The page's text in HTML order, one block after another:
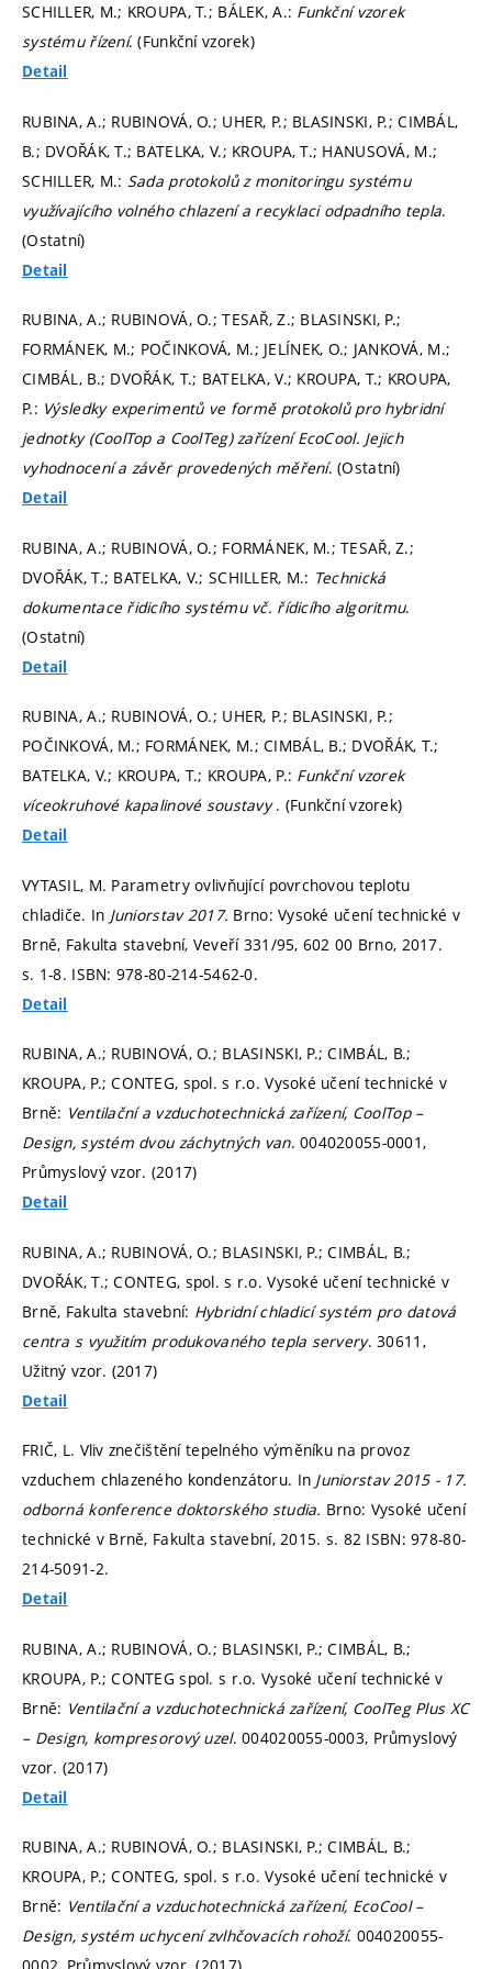
SCHILLER, M.; KROUPA, T.; BÁLEK, A.: Funkční vzorek
systému řízení. (Funkční vzorek)
Detail
RUBINA, A.; RUBINOVÁ, O.; UHER, P.; BLASINSKI, P.; CIMBÁL,
B.; DVOŘÁK, T.; BATELKA, V.; KROUPA, T.; HANUSOVÁ, M.;
SCHILLER, M.: Sada protokolů z monitoringu systému
využívajícího volného chlazení a recyklaci odpadního tepla.
(Ostatní)
Detail
RUBINA, A.; RUBINOVÁ, O.; TESAŘ, Z.; BLASINSKI, P.;
FORMÁNEK, M.; POČINKOVÁ, M.; JELÍNEK, O.; JANKOVÁ, M.;
CIMBÁL, B.; DVOŘÁK, T.; BATELKA, V.; KROUPA, T.; KROUPA,
P.: Výsledky experimentů ve formě protokolů pro hybridní
jednotky (CoolTop a CoolTeg) zařízení EcoCool. Jejich
vyhodnocení a závěr provedených měření. (Ostatní)
Detail
RUBINA, A.; RUBINOVÁ, O.; FORMÁNEK, M.; TESAŘ, Z.;
DVOŘÁK, T.; BATELKA, V.; SCHILLER, M.: Technická
dokumentace řidicího systému vč. řídicího algoritmu.
(Ostatní)
Detail
RUBINA, A.; RUBINOVÁ, O.; UHER, P.; BLASINSKI, P.;
POČINKOVÁ, M.; FORMÁNEK, M.; CIMBÁL, B.; DVOŘÁK, T.;
BATELKA, V.; KROUPA, T.; KROUPA, P.: Funkční vzorek
víceokruhové kapalinové soustavy. (Funkční vzorek)
Detail
VYTASIL, M. Parametry ovlivňující povrchovou teplotu
chladiče. In Juniorstav 2017. Brno: Vysoké učení technické v
Brně, Fakulta stavební, Veveří 331/95, 602 00 Brno, 2017.
s. 1-8. ISBN: 978-80-214-5462-0.
Detail
RUBINA, A.; RUBINOVÁ, O.; BLASINSKI, P.; CIMBÁL, B.;
KROUPA, P.; CONTEG, spol. s r.o. Vysoké učení technické v
Brně: Ventilační a vzduchotechnická zařízení, CoolTop –
Design, systém dvou záchytných van. 004020055-0001,
Průmyslový vzor. (2017)
Detail
RUBINA, A.; RUBINOVÁ, O.; BLASINSKI, P.; CIMBÁL, B.;
DVOŘÁK, T.; CONTEG, spol. s r.o. Vysoké učení technické v
Brně, Fakulta stavební: Hybridní chladicí systém pro datová
centra s využitím produkovaného tepla servery. 30611,
Užitný vzor. (2017)
Detail
FRIČ, L. Vliv znečištění tepelného výměníku na provoz
vzduchem chlazeného kondenzátoru. In Juniorstav 2015 - 17.
odborná konference doktorského studia. Brno: Vysoké učení
technické v Brně, Fakulta stavební, 2015. s. 82 ISBN: 978-80-
214-5091-2.
Detail
RUBINA, A.; RUBINOVÁ, O.; BLASINSKI, P.; CIMBÁL, B.;
KROUPA, P.; CONTEG spol. s r.o. Vysoké učení technické v
Brně: Ventilační a vzduchotechnická zařízení, CoolTeg Plus XC
– Design, kompresorový uzel. 004020055-0003, Průmyslový
vzor. (2017)
Detail
RUBINA, A.; RUBINOVÁ, O.; BLASINSKI, P.; CIMBÁL, B.;
KROUPA, P.; CONTEG, spol. s r.o. Vysoké učení technické v
Brně: Ventilační a vzduchotechnická zařízení, EcoCool –
Design, systém uchycení zvlhčovacích rohoží. 004020055-